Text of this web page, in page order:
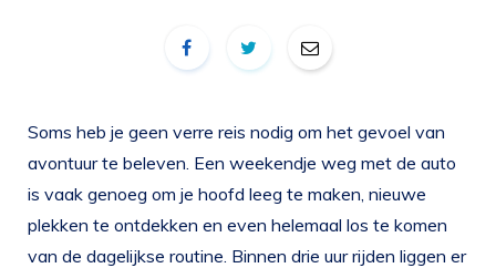
Soms heb je geen verre reis nodig om het gevoel van
avontuur te beleven. Een weekendje weg met de auto
is vaak genoeg om je hoofd leeg te maken, nieuwe
plekken te ontdekken en even helemaal los te komen
van de dagelijkse routine. Binnen drie uur rijden liggen er